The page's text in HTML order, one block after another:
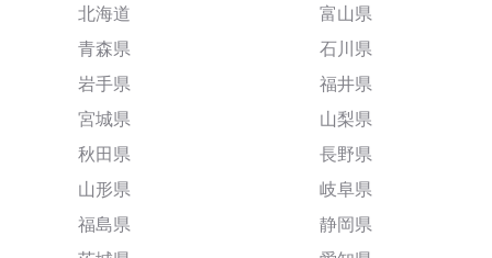
北海道
青森県
岩手県
宮城県
秋田県
山形県
福島県
富山県
石川県
福井県
山梨県
長野県
岐阜県
静岡県